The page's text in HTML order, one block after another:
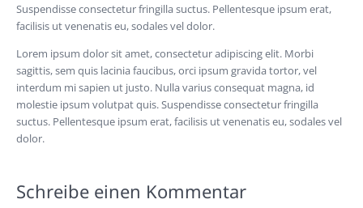
Suspendisse consectetur fringilla suctus. Pellentesque ipsum erat,
facilisis ut venenatis eu, sodales vel dolor.
Lorem ipsum dolor sit amet, consectetur adipiscing elit. Morbi
sagittis, sem quis lacinia faucibus, orci ipsum gravida tortor, vel
interdum mi sapien ut justo. Nulla varius consequat magna, id
molestie ipsum volutpat quis. Suspendisse consectetur fringilla
suctus. Pellentesque ipsum erat, facilisis ut venenatis eu, sodales vel
dolor.
Schreibe einen Kommentar